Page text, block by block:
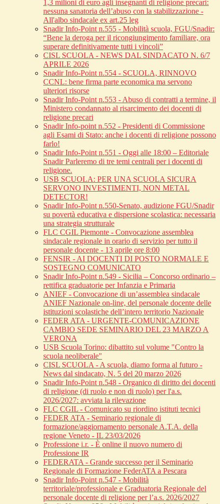
1,3 milioni di euro agli insegnanti di religione precari:
nessuna sanatoria dell’abuso con la stabilizzazione -
All'albo sindacale ex art.25 leg
Snadir Info-Point n.555 - Mobilità scuola, FGU/Snadir:
“Bene la deroga per il ricongiungimento familiare, ora
superare definitivamente tutti i vincoli”
CISL SCUOLA - NEWS DAL SINDACATO N. 6/7
APRILE 2026
Snadir Info-Point n.554 - SCUOLA, RINNOVO
CCNL: bene firma parte economica ma servono
ulteriori risorse
Snadir Info-Point n.553 - Abuso di contratti a termine, il
Ministero condannato al risarcimento dei docenti di
religione precari
Snadir Info-point n.552 - Presidenti di Commissione
agli Esami di Stato: anche i docenti di religione possono
farlo!
Snadir Info-Point n.551 - Oggi alle 18:00 – Editoriale
Snadir Parleremo di tre temi centrali per i docenti di
religione.
USB SCUOLA: PER UNA SCUOLA SICURA
SERVONO INVESTIMENTI, NON METAL
DETECTOR!
Snadir Info-Point n.550-Senato, audizione FGU/Snadir
su povertà educativa e dispersione scolastica: necessaria
una strategia strutturale
FLC CGIL Piemonte - Convocazione assemblea
sindacale regionale in orario di servizio per tutto il
personale docente - 13 aprile ore 8:00
FENSIR - AI DOCENTI DI POSTO NORMALE E
SOSTEGNO COMUNICATO
Snadir Info-Point n.549 - Sicilia – Concorso ordinario –
rettifica graduatorie per Infanzia e Primaria
ANIEF - Convocazione di un’assemblea sindacale
ANIEF Nazionale on-line, del personale docente delle
istituzioni scolastiche dell’intero territorio Nazionale
FEDER ATA - URGENTE-COMUNICAZIONE
CAMBIO SEDE SEMINARIO DEL 23 MARZO A
VERONA
USB Scuola Torino: dibattito sul volume "Contro la
scuola neoliberale"
CISL SCUOLA - A scuola, diamo forma al futuro -
News dal sindacato, N. 5 del 20 marzo 2026
Snadir Info-Point n.548 - Organico di diritto dei docenti
di religione (di ruolo e non di ruolo) per l'a.s.
2026/2027: avviata la rilevazione
FLC CGIL - Comunicato su riordino istituti tecnici
FEDER ATA - Seminario regionale di
formazione/aggiornamento personale A.T.A. della
regione Veneto - IL 23/03/2026
Professione i.r. - È online il nuovo numero di
Professione IR
FEDERATA - Grande successo per il Seminario
Regionale di Formazione FederATA a Pescara
Snadir Info-Point n.547 - Mobilità
territoriale/professionale e Graduatoria Regionale del
personale docente di religione per l’a.s. 2026/2027